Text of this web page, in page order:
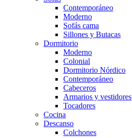
Contemporáneo
Moderno
Sofás cama
Sillones y Butacas
Dormitorio
Moderno
Colonial
Dormitorio Nórdico
Contemporáneo
Cabeceros
Armarios y vestidores
Tocadores
Cocina
Descanso
Colchones